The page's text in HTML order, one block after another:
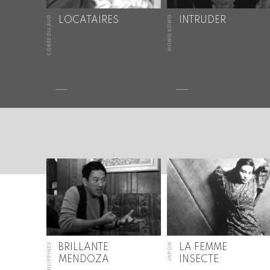
CORÉE DU SUD LOCATAIRES HONG KONG INTRUDER
PHILIPPINES
BRILLANTE
MENDOZA
JAPON
LA FEMME
INSECTE